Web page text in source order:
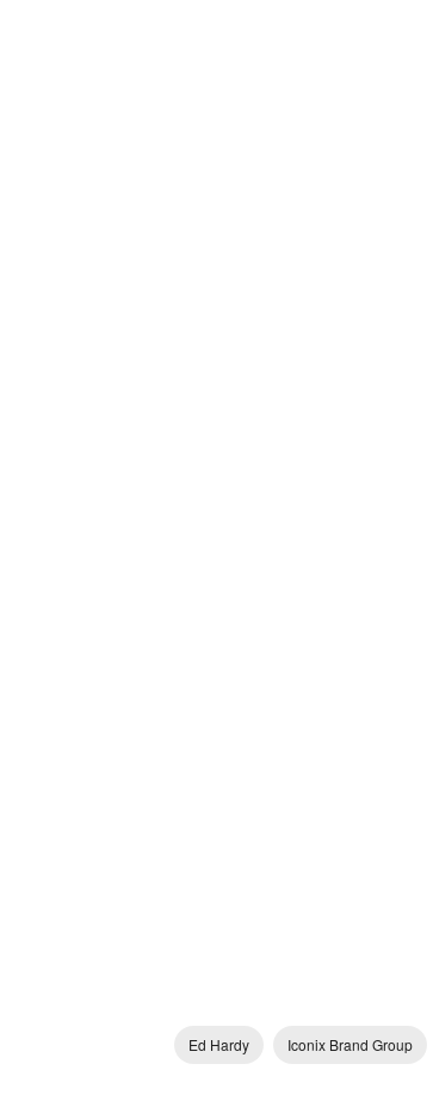
Ed Hardy Iconix Brand Group